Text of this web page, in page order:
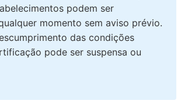
podem ser
momento sem aviso prévio.
das condições
pode ser suspensa ou